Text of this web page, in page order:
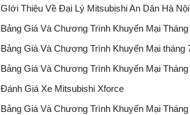
GIới Thiệu Về Đại Lý Mitsubishi An Dân Hà Nội
Bảng Giá Và Chương Trình Khuyến Mại Tháng
Bảng Giá Và Chương Trình Khuyến Mại tháng
Bảng Giá Và Chương Trình Khuyến Mại Tháng
Đánh Giá Xe Mitsubishi Xforce
Bảng Giá Và Chương Trình Khuyến Mại Tháng